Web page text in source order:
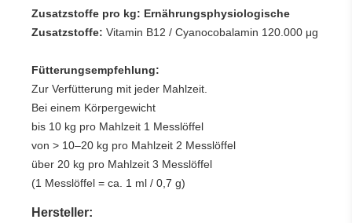
Zusatzstoffe pro kg: Ernährungsphysiologische
Zusatzstoffe: Vitamin B12 / Cyanocobalamin 120.000 μg
Fütterungsempfehlung:
Zur Verfütterung mit jeder Mahlzeit.
Bei einem Körpergewicht
bis 10 kg pro Mahlzeit 1 Messlöffel
von > 10–20 kg pro Mahlzeit 2 Messlöffel
über 20 kg pro Mahlzeit 3 Messlöffel
(1 Messlöffel = ca. 1 ml / 0,7 g)
Hersteller: